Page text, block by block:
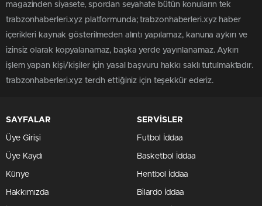
magazinden siyasete, spordan seyahate bütün konuların tek
trabzonhaberleri.xyz platformunda; trabzonhaberleri.xyz haber
içerikleri kaynak gösterilmeden alıntı yapılamaz, kanuna aykırı ve
izinsiz olarak kopyalanamaz, başka yerde yayınlanamaz. Aykırı
işlem yapan kişi/kişiler için yasal başvuru hakkı saklı tutulmaktadır.
trabzonhaberleri.xyz tercih ettiğiniz için teşekkür ederiz.
SAYFALAR
Üye Girişi
Üye Kaydı
Künye
Hakkımızda
SERVİSLER
Futbol İddaa
Basketbol İddaa
Hentbol İddaa
Bilardo İddaa